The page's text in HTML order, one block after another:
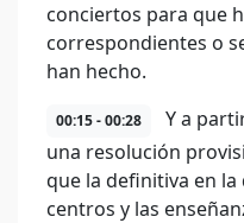
conciertos para que
correspondientes o
han hecho.
00:15 - 00:28
Y a
una resolución
que la definitiva en la
centros y las